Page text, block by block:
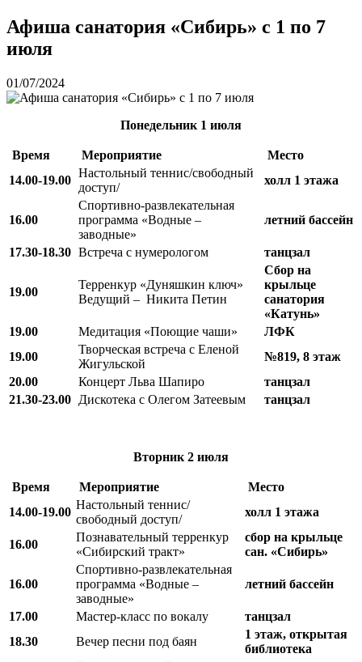
Афиша санатория «Сибирь» с 1 по 7
июля
01/07/2024
Понедельник 1 июля
Время Мероприятие
Место
14.00-19.00
Настольный теннис/свободный
доступ/
холл 1 этажа
16.00
Спортивно-развлекательная
программа «Водные –
заводные»
летний бассейн
17.30-18.30 Встреча с нумерологом танцзал
19.00
Терренкур «Дуняшкин ключ»
Ведущий – Никита Петин
Сбор на
крыльце
санатория
«Катунь»
19.00
Медитация «Поющие чаши»
ЛФК
19.00
Творческая встреча с Еленой
Жигульской
№819, 8 этаж
20.00
Концерт Льва Шапиро
танцзал
21.30-23.00 Дискотека с Олегом Затеевым танцзал
Вторник 2 июля
Время Мероприятие
Место
14.00-19.00
Настольный теннис/
свободный доступ/
холл 1 этажа
16.00
Познавательный терренкур
«Сибирский тракт»
сбор на крыльце
сан. «Сибирь»
16.00
Спортивно-развлекательная
программа «Водные –
заводные»
летний бассейн
17.00 Мастер-класс по вокалу
танцзал
18.30
Вечер песни под баян
1 этаж, открытая
библиотека